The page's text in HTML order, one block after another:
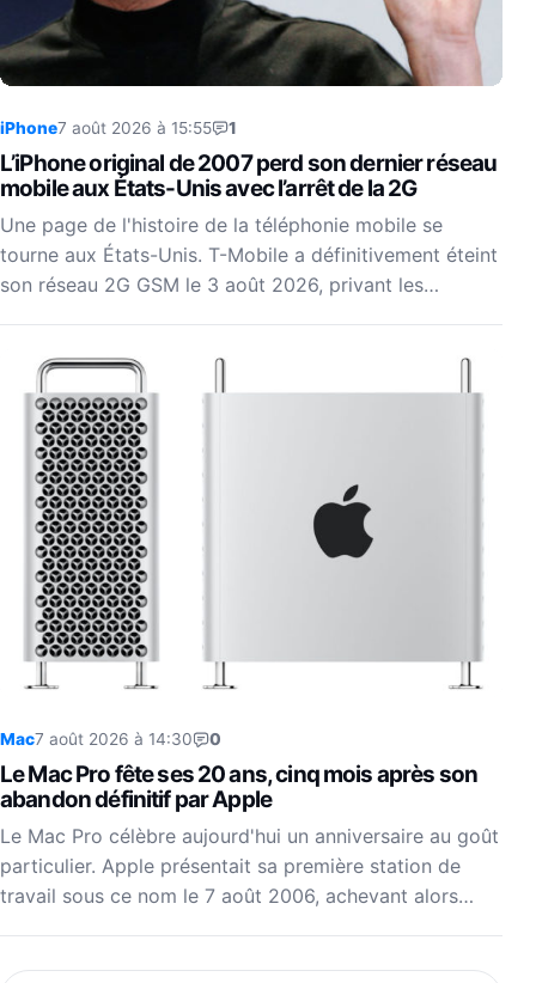
iPhone7 août 2026 à 15:55 1
L’iPhone original de 2007 perd son dernier réseau
mobile aux États-Unis avec l’arrêt de la 2G
Une page de l'histoire de la téléphonie mobile se
tourne aux États-Unis. T-Mobile a définitivement éteint
son réseau 2G GSM le 3 août 2026, privant les…
Mac7 août 2026 à 14:30 0
Le Mac Pro fête ses 20 ans, cinq mois après son
abandon définitif par Apple
Le Mac Pro célèbre aujourd'hui un anniversaire au goût
particulier. Apple présentait sa première station de
travail sous ce nom le 7 août 2006, achevant alors…